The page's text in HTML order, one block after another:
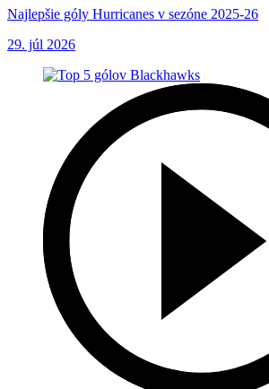
Najlepšie góly Hurricanes v sezóne 2025-26
29. júl 2026